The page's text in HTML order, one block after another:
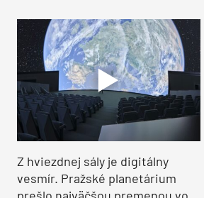
Z hviezdnej sály je digitálny
vesmír. Pražské planetárium